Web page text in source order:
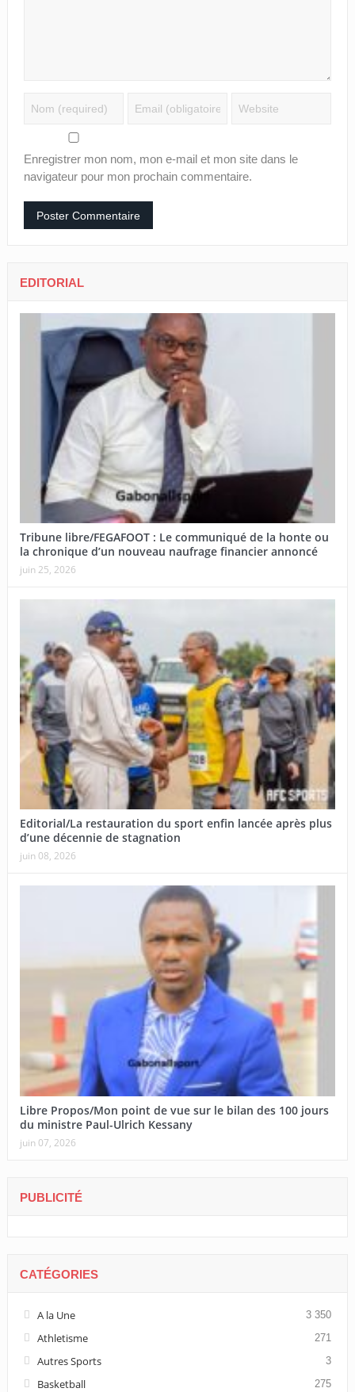
Enregistrer mon nom, mon e-mail et mon site dans le
navigateur pour mon prochain commentaire.
EDITORIAL
Tribune libre/FEGAFOOT : Le communiqué de la honte ou
la chronique d’un nouveau naufrage financier annoncé
juin 25, 2026
Editorial/La restauration du sport enfin lancée après plus
d’une décennie de stagnation
juin 08, 2026
Libre Propos/Mon point de vue sur le bilan des 100 jours
du ministre Paul-Ulrich Kessany
juin 07, 2026
PUBLICITÉ
CATÉGORIES
A la Une 3 350
Athletisme 271
Autres Sports 3
Basketball 275